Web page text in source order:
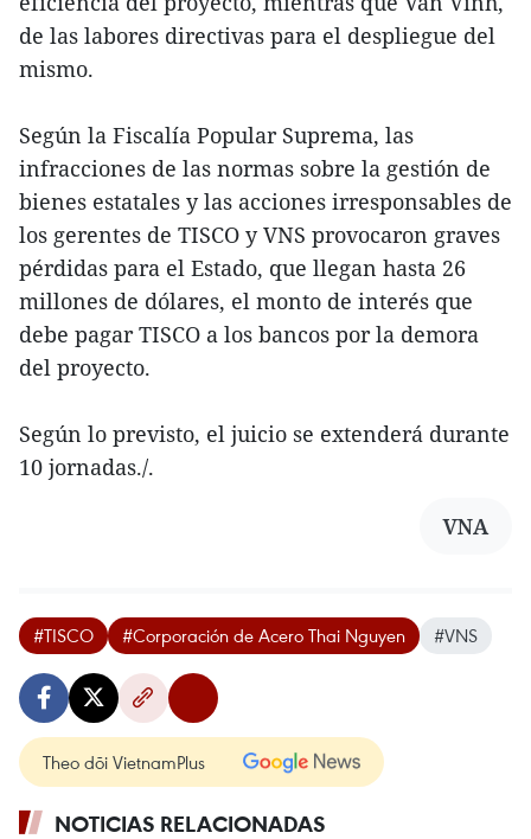
de las labores directivas para el despliegue del
mismo.
Según la Fiscalía Popular Suprema, las
infracciones de las normas sobre la gestión de
bienes estatales y las acciones irresponsables de
los gerentes de TISCO y VNS provocaron graves
pérdidas para el Estado, que llegan hasta 26
millones de dólares, el monto de interés que
debe pagar TISCO a los bancos por la demora
del proyecto.
Según lo previsto, el juicio se extenderá durante
10 jornadas./.
VNA
#TISCO #Corporación de Acero Thai Nguyen #VNS
Theo dõi VietnamPlus
NOTICIAS RELACIONADAS